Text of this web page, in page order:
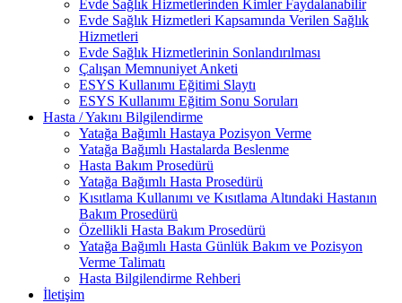
Evde Sağlık Hizmetlerinden Kimler Faydalanabilir
Evde Sağlık Hizmetleri Kapsamında Verilen Sağlık
Hizmetleri
Evde Sağlık Hizmetlerinin Sonlandırılması
Çalışan Memnuniyet Anketi
ESYS Kullanımı Eğitimi Slaytı
ESYS Kullanımı Eğitim Sonu Soruları
Hasta / Yakını Bilgilendirme
Yatağa Bağımlı Hastaya Pozisyon Verme
Yatağa Bağımlı Hastalarda Beslenme
Hasta Bakım Prosedürü
Yatağa Bağımlı Hasta Prosedürü
Kısıtlama Kullanımı ve Kısıtlama Altındaki Hastanın
Bakım Prosedürü
Özellikli Hasta Bakım Prosedürü
Yatağa Bağımlı Hasta Günlük Bakım ve Pozisyon
Verme Talimatı
Hasta Bilgilendirme Rehberi
İletişim